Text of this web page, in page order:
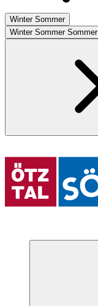
Winter Sommer
Winter Sommer Sommer